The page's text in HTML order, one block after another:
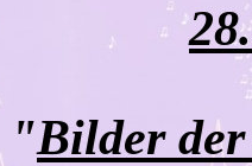
"Bilder der